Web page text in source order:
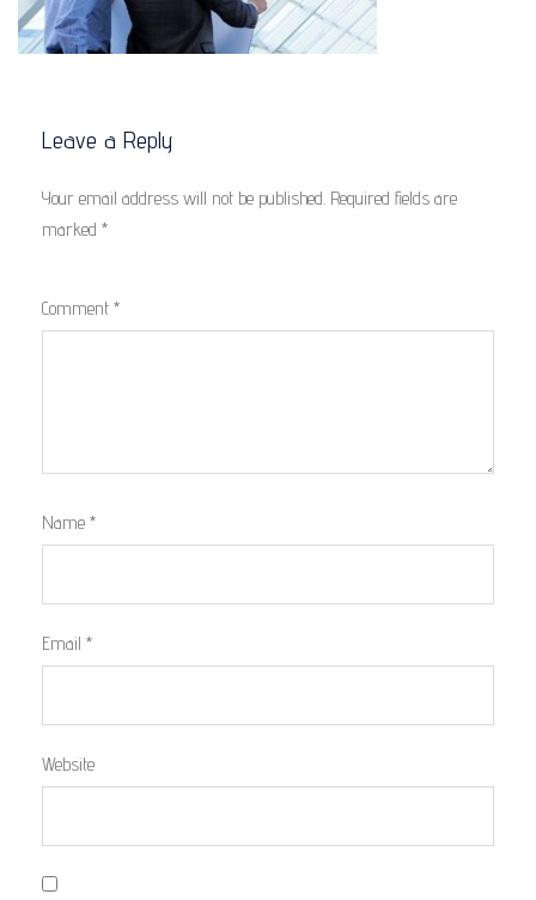
Leave a Reply
Your email address will not be published. Required fields are
marked *
Comment *
Name *
Email *
Website